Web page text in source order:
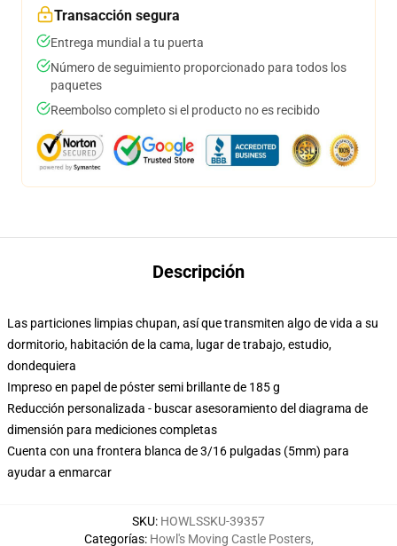
Transacción segura
Entrega mundial a tu puerta
Número de seguimiento proporcionado para todos los
paquetes
Reembolso completo si el producto no es recibido
Descripción
Las particiones limpias chupan, así que transmiten algo de vida a su
dormitorio, habitación de la cama, lugar de trabajo, estudio,
dondequiera
Impreso en papel de póster semi brillante de 185 g
Reducción personalizada - buscar asesoramiento del diagrama de
dimensión para mediciones completas
Cuenta con una frontera blanca de 3/16 pulgadas (5mm) para
ayudar a enmarcar
SKU: HOWLSSKU-39357
Categorías: Howl's Moving Castle Posters,